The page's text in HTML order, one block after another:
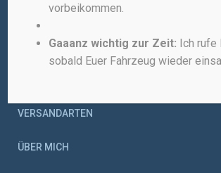
WIDERRUFSBELEHRUNG
DATENSCHUTZERKLÄRUNG
VERSANDARTEN
ÜBER MICH
vorbeikommen.
Gaaanz wichtig zur Zeit: Ich rufe
sobald Euer Fahrzeug wieder